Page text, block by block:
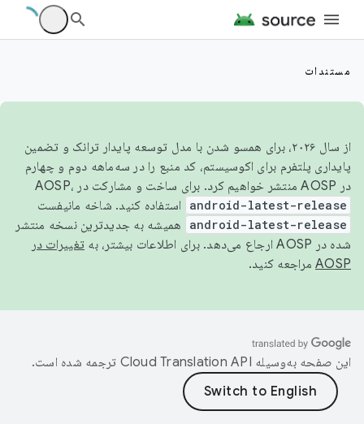
مستندات
از سال ۲۰۲۶، برای همسو شدن با مدل توسعه پایدار ترانک و تضمین
پایداری پلتفرم برای اکوسیستم، کد منبع را در سه‌ماهه دوم و چهارم
در AOSP منتشر خواهیم کرد. برای ساخت و مشارکت در AOSP،
android-latest-release استفاده کنید. شاخه مانیفست
android-latest-release
همیشه به جدیدترین نسخه منتشر
شده در AOSP ارجاع می‌دهد. برای اطلاعات بیشتر، به
تغییرات در
AOSP مراجعه کنید.
این صفحه به‌وسیله ترجمه شده است.